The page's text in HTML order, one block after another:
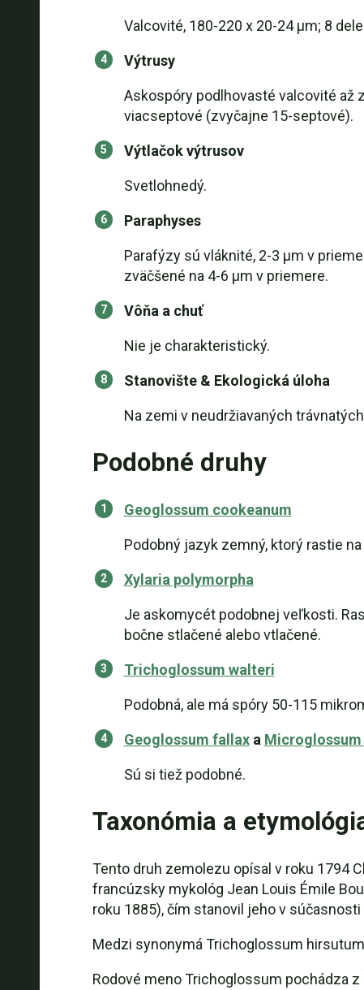
Valcovité, 180-220 x 20-24 µm; 8
Výtrusy
Askospóry podlhovasté valcovité až
viacseptové (zvyčajne 15-septové).
Výtlačok výtrusov
Svetlohnedý.
Paraphyses
Parafýzy sú vláknité, 2-3 µm v
zväčšené na 4-6 µm v priemere.
Vôňa a chuť
Nie je charakteristický.
Stanovište & Ekologická úloha
Na zemi v neudržiavaných
Podobné druhy
Geoglossum cookeanum
Podobný jazyk zemný, ktorý rastie
Xylaria polymorpha
Je askomycét podobnej veľkosti.
bočne stlačené alebo vtlačené.
Trichoglossum walteri
Podobná, ale má spóry 50-115
Geoglossum fallaxa
Sú si tiež podobné.
Taxonómia a
Tento druh zemolezu opísal v roku 1794
francúzsky mykológ Jean Louis Émile
roku 1885), čím stanovil jeho v
Medzi synonymá Trichoglossum
Rodové meno Trichoglossum pochádza